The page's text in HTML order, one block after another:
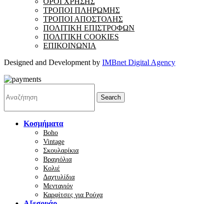
ΤΡΟΠΟΙ ΠΛΗΡΩΜΗΣ
ΤΡΟΠΟΙ ΑΠΟΣΤΟΛΗΣ
ΠΟΛΙΤΙΚΗ ΕΠΙΣΤΡΟΦΩΝ
ΠΟΛΙΤΙΚΗ COOKIES
ΕΠΙΚΟΙΝΩΝΙΑ
Designed and Development by IMBnet Digital Agency
Search
Κοσμήματα
Boho
Vintage
Σκουλαρίκια
Βραχιόλια
Κολιέ
Δαχτυλίδια
Μενταγιόν
Καρφίτσες για Ρούχα